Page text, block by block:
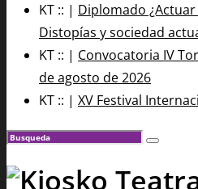
KT :: | Diplomado
Distopías y sociedad
KT :: | Convocatoria IV
de agosto de 2026
KT :: | XV Festival